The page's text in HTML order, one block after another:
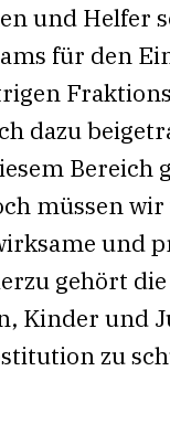
und Helfer
für den
dazu
Bereich
müssen
und
gehört
Kinder und
zu